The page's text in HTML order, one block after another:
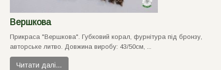
Вершкова
Прикраса "Вершкова". Губковий корал, фурнiтура пiд бронзу,
авторське литво. Довжина виробу: 43/50см, ...
Читати далі…